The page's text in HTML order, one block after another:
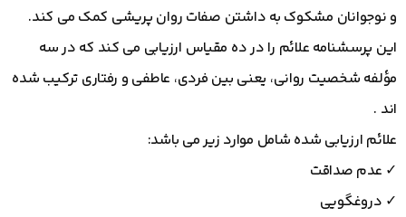
و نوجوانان مشکوک به داشتن صفات روان پریشی کمک می کند.
این پرسشنامه علائم را در ده مقیاس ارزیابی می کند که در سه
مؤلفه شخصیت روانی، یعنی بین فردی، عاطفی و رفتاری ترکیب شده
اند .
علائم ارزیابی شده شامل موارد زیر می باشد:
✓ عدم صداقت
✓ دروغگویی